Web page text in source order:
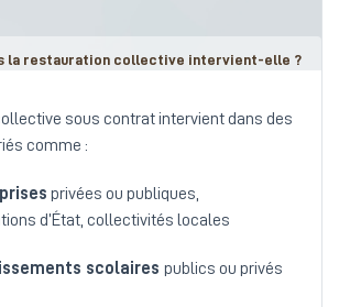
la restauration collective intervient-elle ?
sous contrat intervient dans des
comme :
privées ou publiques,
d’État, collectivités locales
scolaires publics ou privés